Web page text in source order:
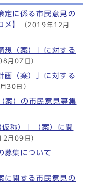
定に係る市民意見の
】
（2019年12月
想（案）」に対する
月07日）
画（案）」に対する
30日）
案）の市民意見募集
称）」（案）に関
月09日）
募集について
に関する市民意見の